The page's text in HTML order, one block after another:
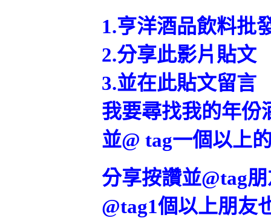
1.亨洋酒品飲料批
2.分享此影片貼文
3.並在此貼文留言
我要尋找我的年份
並@ tag一個以上
分享按讚並@tag
@tag1個以上朋友